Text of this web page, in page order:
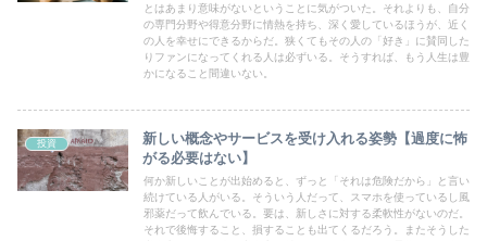
とはあまり意味がないということに気がついた。それよりも、自分
の専門分野や得意分野に情熱を持ち、深く愛しているほうが、近く
の人を幸せにできるからだ。狭くてもその人の「好き」に賛同した
りファンになってくれる人は必ずいる。そうすれば、もう人生は豊
かになること間違いない。
投資
新しい概念やサービスを受け入れる姿勢【過度に怖
がる必要はない】
何か新しいことが出始めると、ずっと「それは危険だから」と言い
続けている人がいる。そういう人だって、スマホを使っているし風
邪薬だって飲んでいる。要は、新しさに対する柔軟性がないのだ。
それで後悔すること、損することも出てくるだろう。またそうした